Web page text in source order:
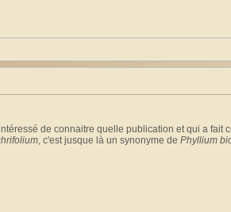
de connaitre quelle publication et qui a fait
, c'est jusque là un synonyme de Phyllium